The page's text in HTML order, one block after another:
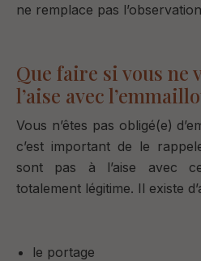
ne remplace pas
Que faire si vous ne
l’aise avec
Vous n’êtes pas obligé(e)
c’est important de le
sont pas à l’aise avec
totalement légitime. Il existe
le portage